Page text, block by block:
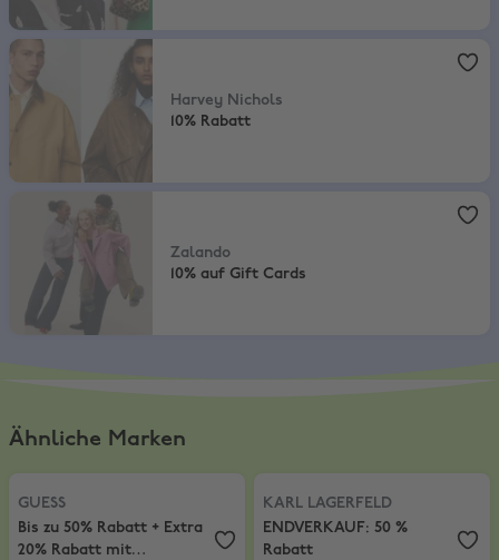
Harvey Nichols ,10% Rabatt
Harvey Nichols
10% Rabatt
Zalando 10% auf Gift Cards
Zalando
10% auf Gift Cards
Ähnliche Marken
GUESS
Bis zu 50% Rabatt + Extra 20% Rabatt mit mindestens 2
GUESS
Bis zu 50% Rabatt + Extra
20% Rabatt mit
KARL LAGERFELD
KARL LAGERFELD
ENDVERKAUF: 50 %
Rabatt